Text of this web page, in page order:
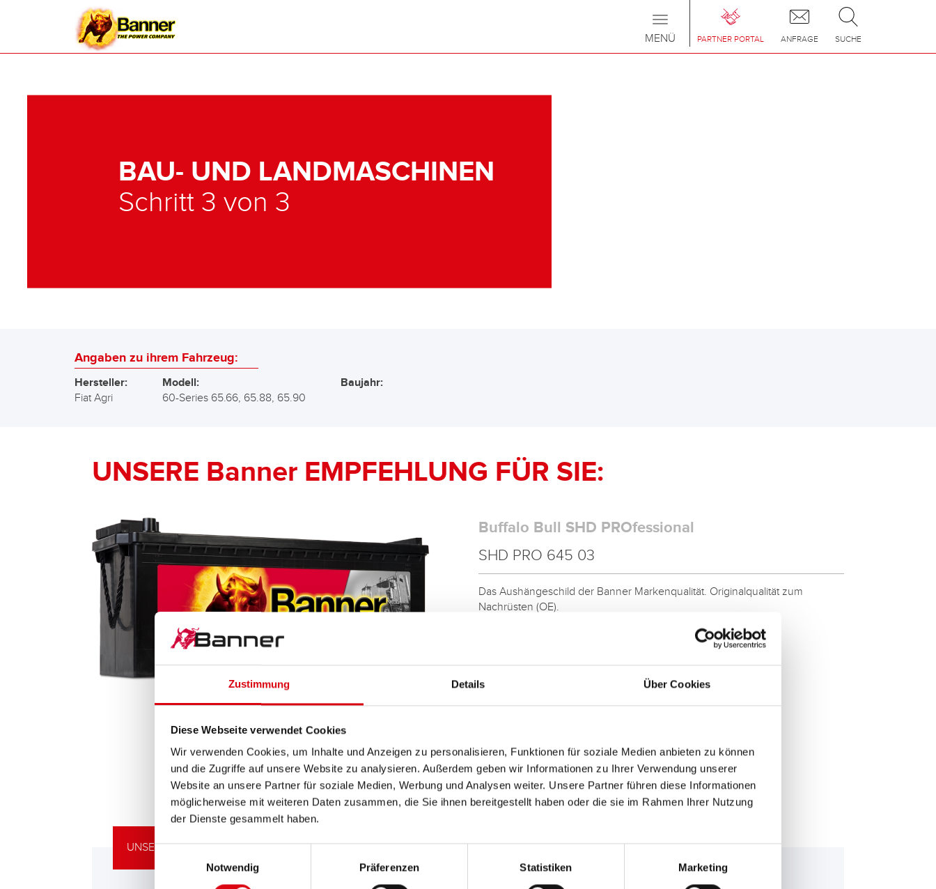
Zustimmung Details Über Cookies
Diese Webseite verwendet Cookies
Wir verwenden Cookies, um Inhalte und Anzeigen zu personalisieren, Funktionen für soziale Medien anbieten zu können
und die Zugriffe auf unsere Website zu analysieren. Außerdem geben wir Informationen zu Ihrer Verwendung unserer
Website an unsere Partner für soziale Medien, Werbung und Analysen weiter. Unsere Partner führen diese Informationen
möglicherweise mit weiteren Daten zusammen, die Sie ihnen bereitgestellt haben oder die sie im Rahmen Ihrer Nutzung
der Dienste gesammelt haben.
Notwendig
Präferenzen Statistiken Marketing
PARTNER PORTAL ANFRAGE SUCHE
Toggle
navigation
MENÜ
BAU- UND LANDMASCHINEN
Schritt 3 von 3
Angaben zu ihrem Fahrzeug:
Hersteller:
Fiat Agri
Modell:
60-Series 65.66, 65.88, 65.90
Baujahr:
UNSERE Banner EMPFEHLUNG FÜR SIE:
Buffalo Bull SHD PROfessional
SHD PRO 645 03
Das Aushängeschild der Banner Markenqualität. Originalqualität zum
Nachrüsten (OE).
UNSERE UPGRADING EMPFEHLUNG